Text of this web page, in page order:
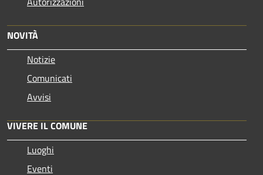
NOVITÀ
Notizie
Comunicati
Avvisi
VIVERE IL COMUNE
Luoghi
Eventi